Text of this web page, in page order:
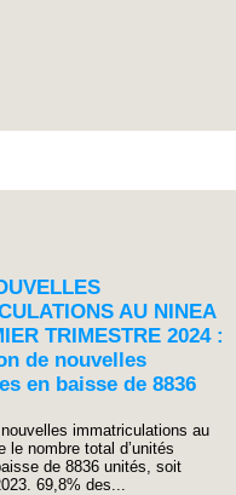
AU NINEA
TRIMESTRE 2024 :
de nouvelles
en baisse de 8836
immatriculations au
le nombre total d’unités
de 8836 unités, soit
69,8% des...